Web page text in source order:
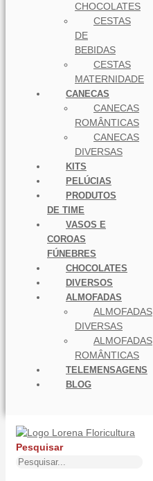
CHOCOLATES
CESTAS
DE
BEBIDAS
CESTAS
MATERNIDADE
CANECAS
CANECAS
ROMÂNTICAS
CANECAS
DIVERSAS
KITS
PELÚCIAS
PRODUTOS
DE TIME
VASOS E
COROAS
FÚNEBRES
CHOCOLATES
DIVERSOS
ALMOFADAS
ALMOFADAS
DIVERSAS
ALMOFADAS
ROMÂNTICAS
TELEMENSAGENS
BLOG
Pesquisar